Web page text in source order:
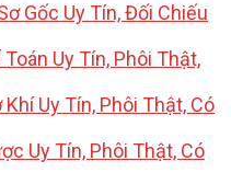
Gốc Uy Tín, Đối Chiếu
Uy Tín, Phôi Thật,
Uy Tín, Phôi Thật, Có
Uy Tín, Phôi Thật, Có